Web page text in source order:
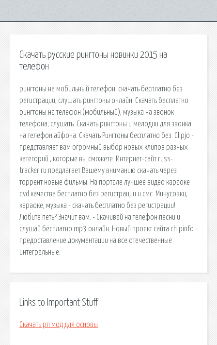
Скачать русские рингтоны новинки 2015 на
телефон
рингтоны на мобильный телефон, скачать бесплатно без
регистрации, слушать рингтоны онлайн. Скачать бесплатно
рингтоны на телефон (мобильный), музыка на звонок
телефона, слушать. Скачать рингтоны и мелодии для звонка
на телефон айфона. Скачать Рингтоны бесплатно без. Clipjo -
представляет вам огромный выбор новых клипов разных
категорий , которые вы сможете. Интернет-сайт russ-
tracker.ru предлагает Вашему вниманию скачать через
торрент новые фильмы. На портале лучшее видео караоке
dvd качества бесплатно без регистрации и смс. Минусовки,
караоке, музыка - скачать бесплатно без регистрации!
Любите петь? Значит вам. - Скачивай на телефон песни и
слушай бесплатно mp3 онлайн. Новый проект сайта chipinfo -
предоставление документации на все отечественные
интегральные.
Links to Important Stuff
Скачать рп мод для основы